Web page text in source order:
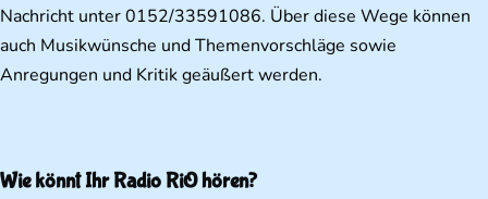
Nachricht unter 0152/33591086. Über diese Wege können
auch Musikwünsche und Themenvorschläge sowie
Anregungen und Kritik geäußert werden.
Wie könnt Ihr Radio RiO hören?